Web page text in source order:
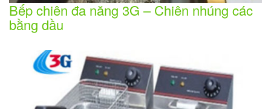
Bếp chiên đa năng 3G – Chiên nhúng các
bằng dầu